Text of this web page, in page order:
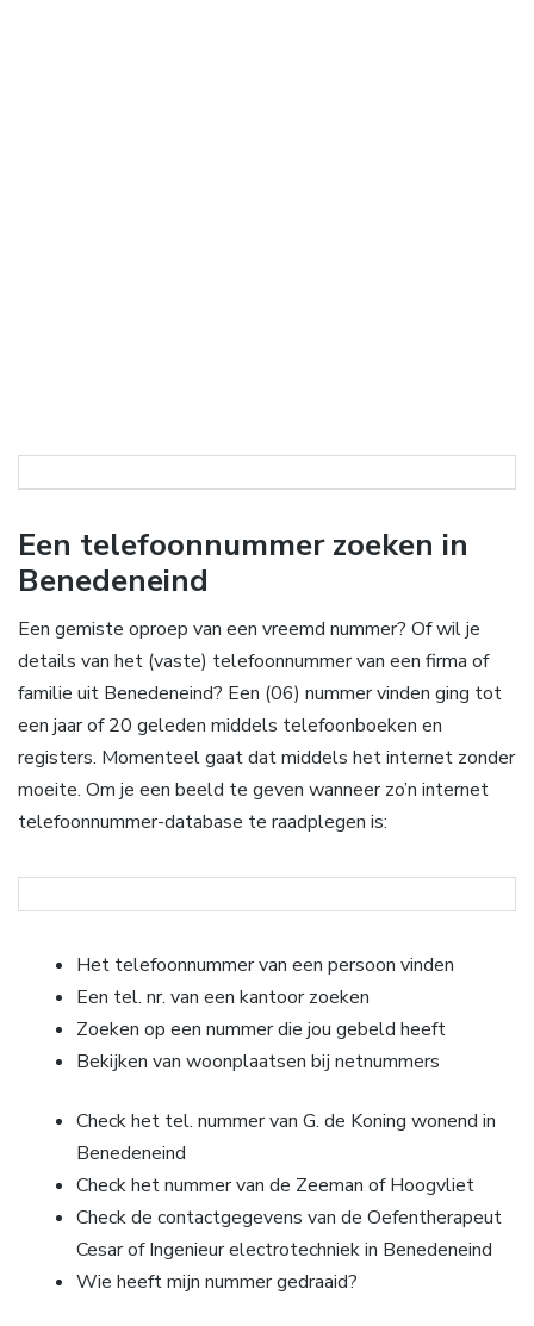
Een telefoonnummer zoeken in
Benedeneind
Een gemiste oproep van een vreemd nummer? Of wil je
details van het (vaste) telefoonnummer van een firma of
familie uit Benedeneind? Een (06) nummer vinden ging tot
een jaar of 20 geleden middels telefoonboeken en
registers. Momenteel gaat dat middels het internet zonder
moeite. Om je een beeld te geven wanneer zo’n internet
telefoonnummer-database te raadplegen is:
Het telefoonnummer van een persoon vinden
Een tel. nr. van een kantoor zoeken
Zoeken op een nummer die jou gebeld heeft
Bekijken van woonplaatsen bij netnummers
Check het tel. nummer van G. de Koning wonend in
Benedeneind
Check het nummer van de Zeeman of Hoogvliet
Check de contactgegevens van de Oefentherapeut
Cesar of Ingenieur electrotechniek in Benedeneind
Wie heeft mijn nummer gedraaid?